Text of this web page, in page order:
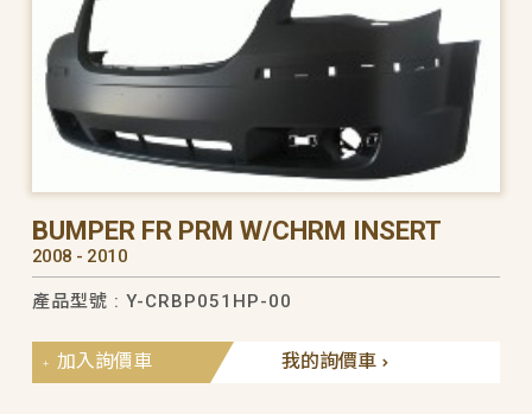
BUMPER FR PRM W/CHRM INSERT
2008 - 2010
產品型號 : Y-CRBP051HP-00
我的詢價車
加入詢價車